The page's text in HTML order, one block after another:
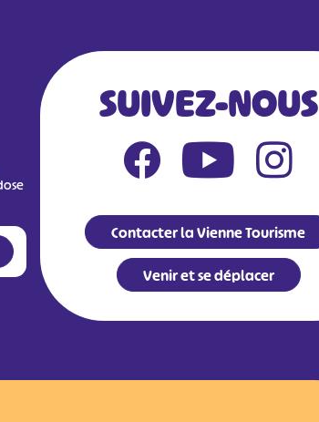
SUIVEZ-NOUS
Contacter la Vienne Tourisme
Venir et se déplacer